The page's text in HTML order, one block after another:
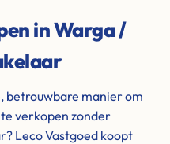
in Warga /
betrouwbare manier om
verkopen zonder
Leco Vastgoed koopt